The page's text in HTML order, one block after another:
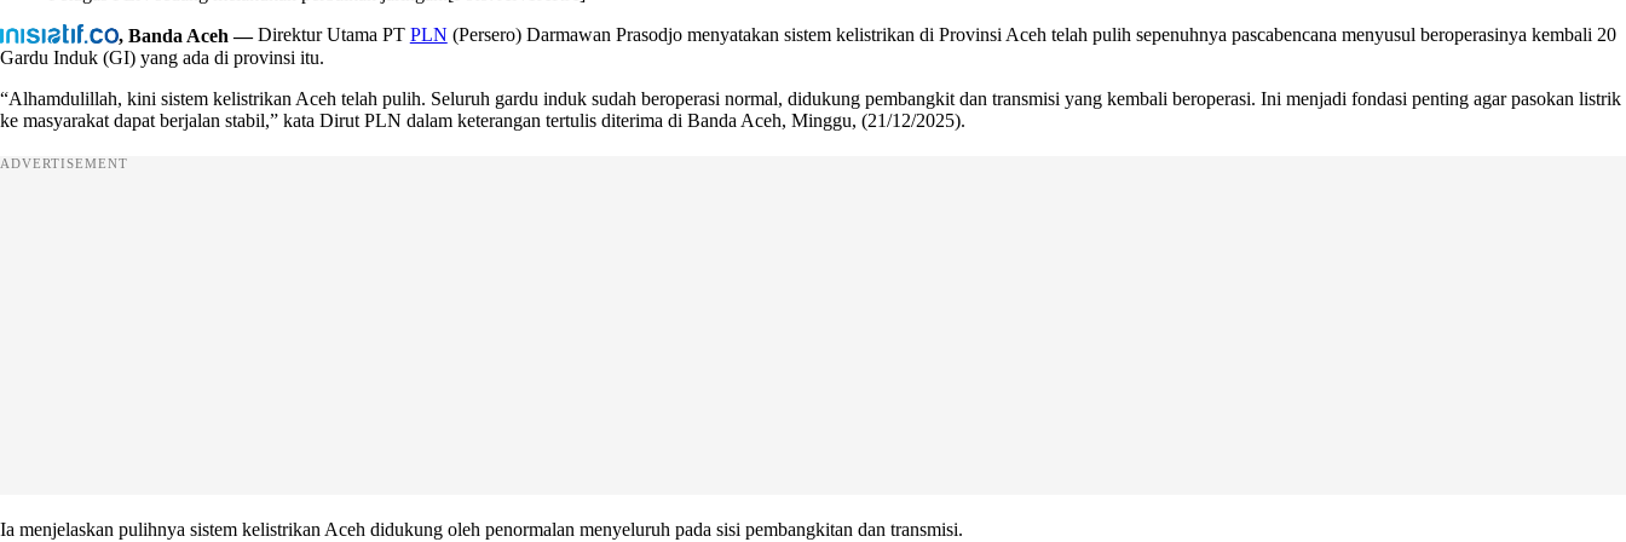
, Banda Aceh —Direktur Utama PT PLN (Persero) Darmawan Prasodjo menyatakan sistem kelistrikan di Provinsi Aceh telah pulih sepenuhnya pascabencana menyusul beroperasinya kembali 20
Gardu Induk (GI) yang ada di provinsi itu.
“Alhamdulillah, kini sistem kelistrikan Aceh telah pulih. Seluruh gardu induk sudah beroperasi normal, didukung pembangkit dan transmisi yang kembali beroperasi. Ini menjadi fondasi penting agar pasokan listrik
ke masyarakat dapat berjalan stabil,” kata Dirut PLN dalam keterangan tertulis diterima di Banda Aceh, Minggu, (21/12/2025).
ADVERTISEMENT
Ia menjelaskan pulihnya sistem kelistrikan Aceh didukung oleh penormalan menyeluruh pada sisi pembangkitan dan transmisi.